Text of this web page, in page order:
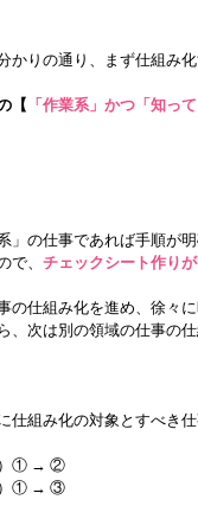
かりの通り、まず仕組み
【 「作業系」かつ「知っ
」の仕事であれば手順が
で、 チェックシート作り
の仕組み化を進め、徐々
、次は別の領域の仕事の
仕組み化の対象とすべき
① → ②
① → ③